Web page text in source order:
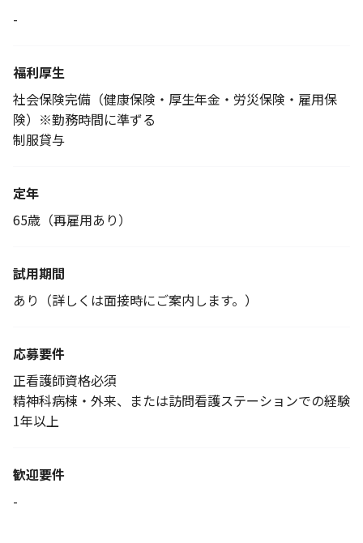
-
福利厚生
社会保険完備（健康保険・厚生年金・労災保険・雇用保
険）※勤務時間に準ずる
制服貸与
定年
65歳（再雇用あり）
試用期間
あり（詳しくは面接時にご案内します。）
応募要件
正看護師資格必須
精神科病棟・外来、または訪問看護ステーションでの経験
1年以上
歓迎要件
-